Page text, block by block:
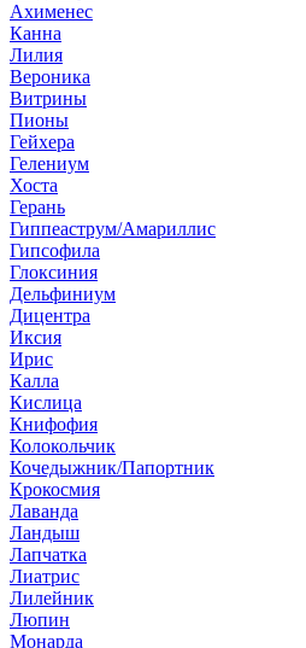
Ахименес
Канна
Лилия
Вероника
Витрины
Пионы
Гейхера
Гелениум
Хоста
Герань
Гиппеаструм/Амариллис
Гипсофила
Глоксиния
Дельфиниум
Дицентра
Иксия
Ирис
Калла
Кислица
Книфофия
Колокольчик
Кочедыжник/Папортник
Крокосмия
Лаванда
Ландыш
Лапчатка
Лиатрис
Лилейник
Люпин
Монарда